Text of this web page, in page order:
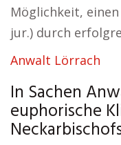
Möglichkeit,
jur.) durch
Anwalt Lörrach
In Sachen
euphorische